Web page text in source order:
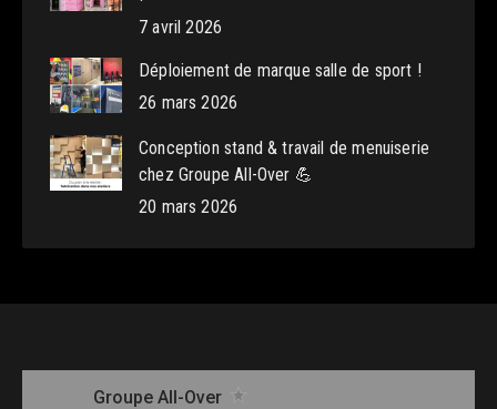
7 avril 2026
Déploiement de marque salle de sport !
26 mars 2026
Conception stand & travail de menuiserie
chez Groupe All-Over 💪
20 mars 2026